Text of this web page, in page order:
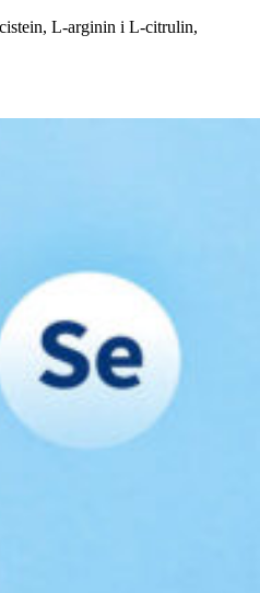
L-arginin i L-citrulin,